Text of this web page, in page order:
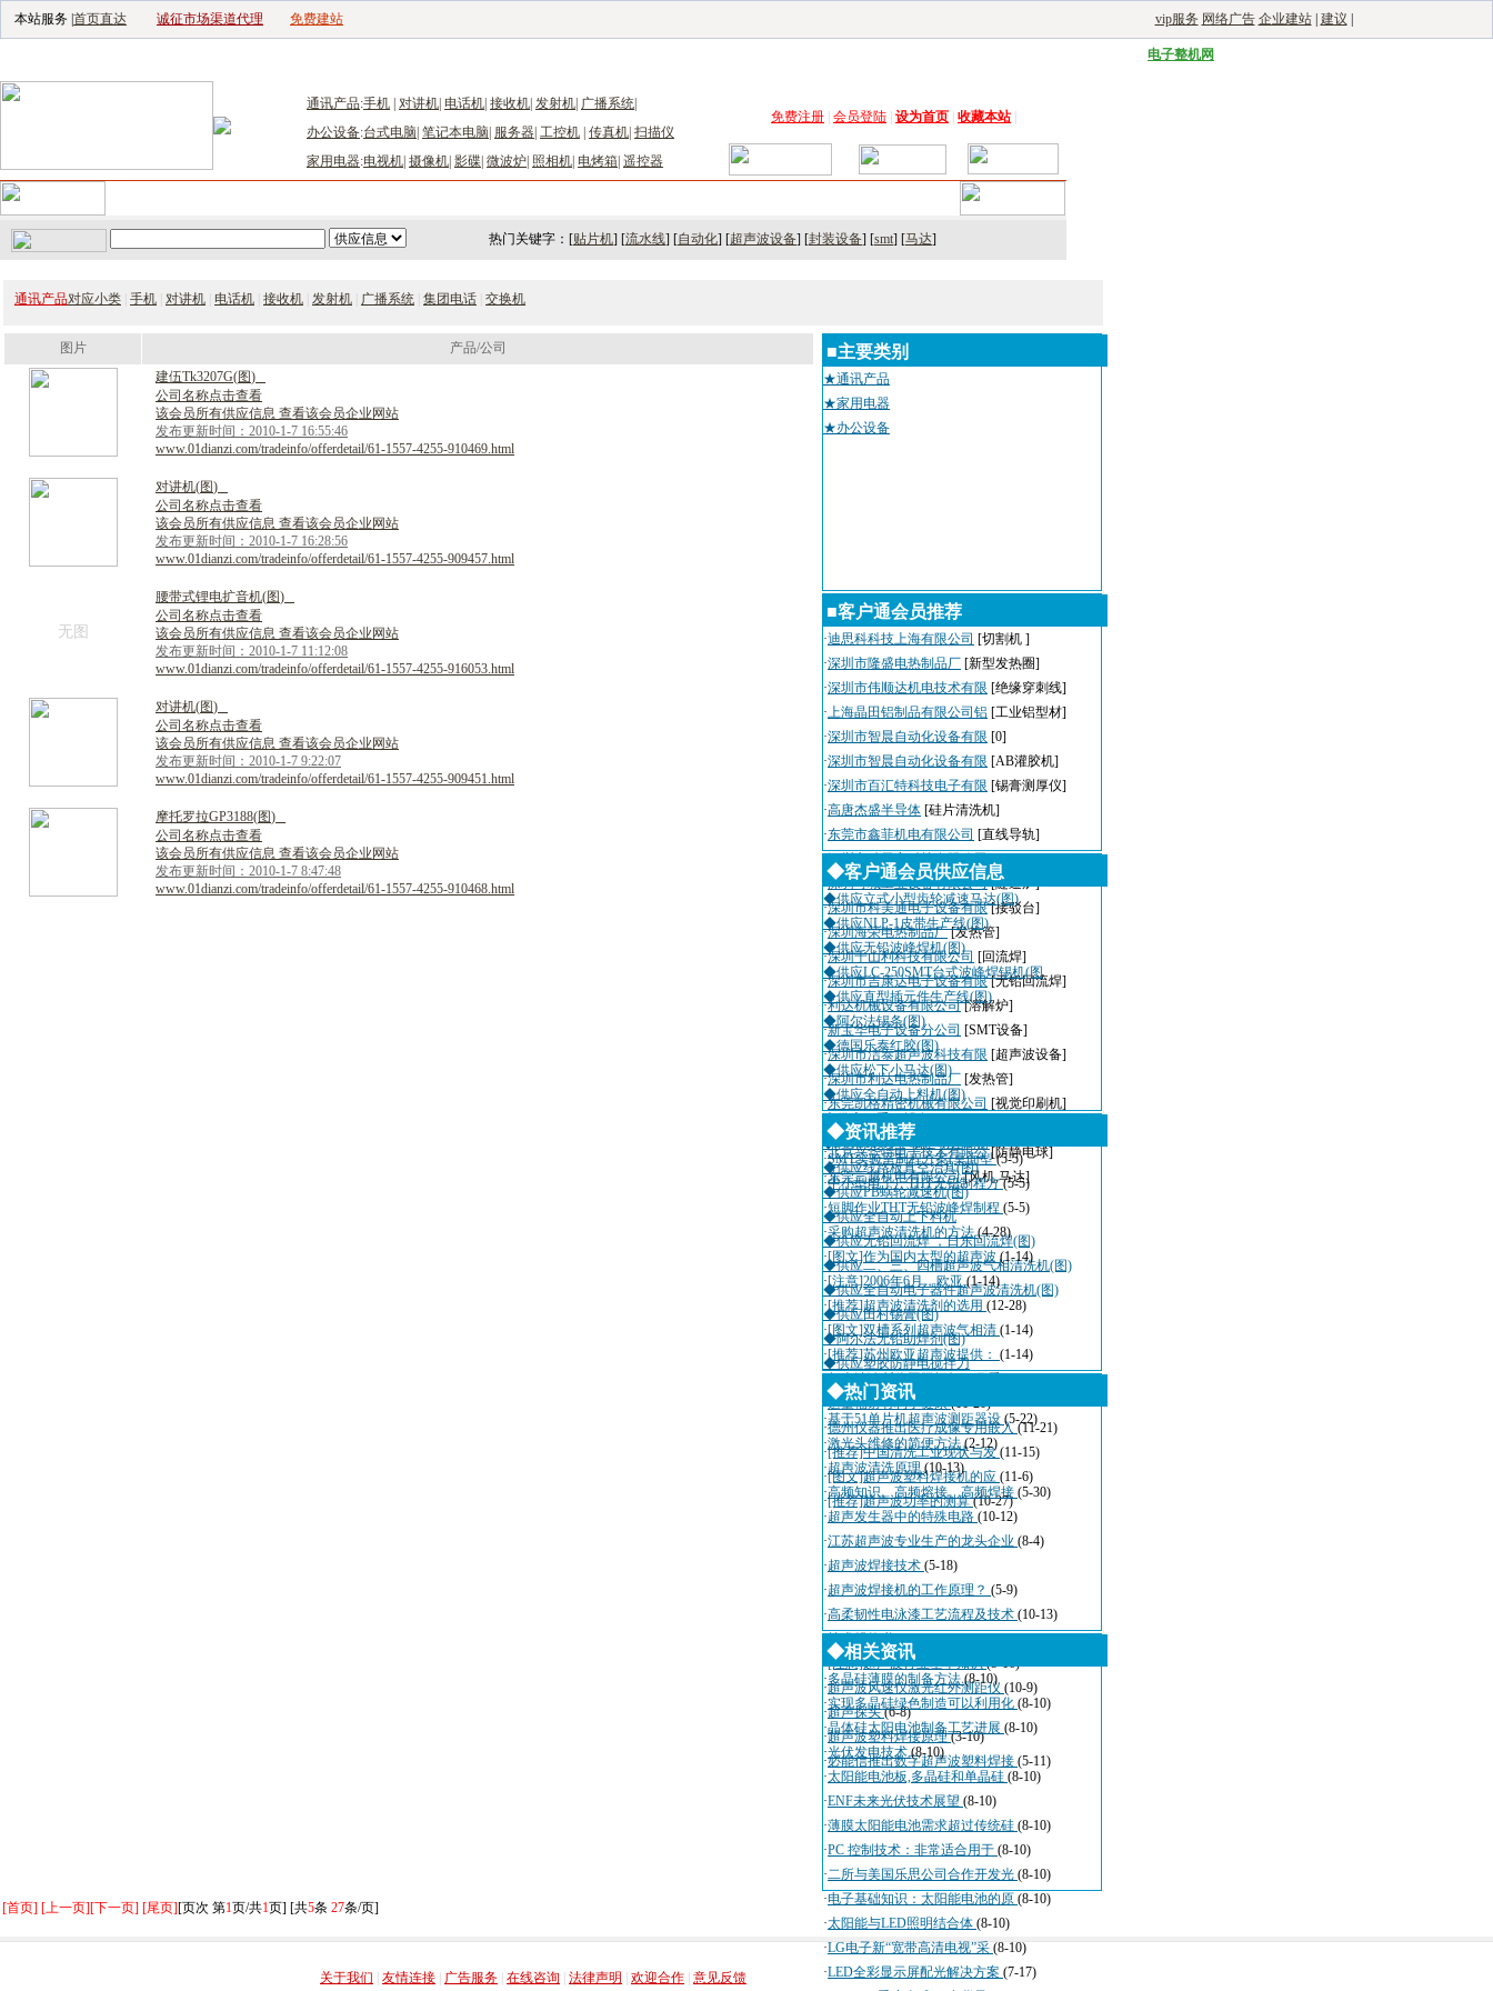
本站服务 | 首页直达 诚征市场渠道代理 免费建站 vip服务 网络广告 企业建站| 建议
电子整机网
通讯产品:手机 对讲机 电话机 接收机 发射机 广播系统
办公设备:台式电脑 笔记本电脑 服务器 工控机 传真机 扫描仪
家用电器:电视机 摄像机 影碟 微波炉 照相机 电烤箱 遥控器
免费注册 会员登陆 设为首页 收藏本站|
热门关键字：[贴片机] [流水线] [自动化] [超声波设备] [封装设备] [smt] [马达]
通讯产品对应小类 手机 对讲机 电话机 接收机 发射机 广播系统 集团电话 交换机
图片
产品/公司
建伍Tk3207G(图)
公司名称点击查看
该会员所有供应信息 查看该会员企业网站
发布更新时间：2010-1-7 16:55:46
www.01dianzi.com/tradeinfo/offerdetail/61-1557-4255-910469.html
对讲机(图)
公司名称点击查看
该会员所有供应信息 查看该会员企业网站
发布更新时间：2010-1-7 16:28:56
www.01dianzi.com/tradeinfo/offerdetail/61-1557-4255-909457.html
无图
腰带式锂电扩音机(图)
公司名称点击查看
该会员所有供应信息 查看该会员企业网站
发布更新时间：2010-1-7 11:12:08
www.01dianzi.com/tradeinfo/offerdetail/61-1557-4255-916053.html
对讲机(图)
公司名称点击查看
该会员所有供应信息 查看该会员企业网站
发布更新时间：2010-1-7 9:22:07
www.01dianzi.com/tradeinfo/offerdetail/61-1557-4255-909451.html
摩托罗拉GP3188(图)
公司名称点击查看
该会员所有供应信息 查看该会员企业网站
发布更新时间：2010-1-7 8:47:48
www.01dianzi.com/tradeinfo/offerdetail/61-1557-4255-910468.html
■主要类别
★通讯产品
★家用电器
★办公设备
■客户通会员推荐
·迪思科科技上海有限公司 [切割机 ]
·深圳市隆盛电热制品厂 [新型发热圈]
·深圳市伟顺达机电技术有限 [绝缘穿刺线]
·上海晶田铝制品有限公司铝 [工业铝型材]
·深圳市智晨自动化设备有限 [0]
·深圳市智晨自动化设备有限 [AB灌胶机]
·深圳市百汇特科技电子有限 [锡膏测厚仪]
·高唐杰盛半导体 [硅片清洗机]
·东莞市鑫菲机电有限公司 [直线导轨]
深圳市瑞天宇科技有限公司
[AOI]
·深圳粤城工业设备有限公司 [隧道炉]
·深圳市科美通电子设备有限 [接驳台]
·深圳海荣电热制品厂 [发热管]
·深圳千山利科技有限公司 [回流焊]
·深圳市吉康达电子设备有限 [无铅回流焊]
·利达机械设备有限公司 [溶解炉]
·新宝华电子设备分公司 [SMT设备]
·深圳市洁泰超声波科技有限 [超声波设备]
·深圳市利达电热制品厂 [发热管]
·东莞凯格精密机械有限公司 [视觉印刷机]
·深圳市迈瑞自动化设备有限
·北京兴华特电子技术有限公 [防静电球]
·东莞三越机电有限公司 [风机,马达]
◆客户通会员供应信息
◆供应立式小型齿轮减速马达(图)
◆供应NLP-1皮带生产线(图)
◆供应无铅波峰焊机(图)
◆供应LC-250SMT台式波峰焊锡机(图
◆供应直型插元件生产线(图)
◆阿尔法锡条(图)
◆德国乐泰红胶(图)
◆供应松下小马达(图)
◆供应全自动上料机(图)
◆供应二手AI设备Panasert RHI
◆DMC110A 单轴运动控制器
◆供应线路板真空治具(图)
◆供应PB蜗轮减速机(图)
◆供应全自动上下料机
◆供应无铅回流焊 ，日东回流焊(图)
◆供应二、三、四槽超声波气相清洗机(图)
◆供应全自动电子器件超声波清洗机(图)
◆供应田村锡膏(图)
◆阿尔法无铅助焊剂(图)
◆供应塑胶防静电搅拌刀
◆资讯推荐
·SMT实验室制程方案(桌面型(5-5)
·中小型电子厂THT无铅制程方(5-5)
·短脚作业THT无铅波峰焊制程 (5-5)
·采购超声波清洗机的方法(4-28)
·[图文]作为国内大型的超声波 (1-14)
·[注意]2006年6月，欧亚(1-14)
·[推荐]超声波清洗剂的选用 (12-28)
·[图文]双槽系列超声波气相清 (1-14)
·[推荐]苏州欧亚超声波提供： (1-14)
超声波诊断仪国际招标10月看
·适量辐射有利于健康(11-20)
·德州仪器推出医疗成像专用嵌入 (11-21)
·[推荐]中国清洗工业现状与发(11-15)
·[图文]超声波塑料焊接机的应 (11-6)
·[推荐]超声波功率的测算(10-27)
◆热门资讯
·基于51单片机超声波测距器设 (5-22)
·激光头维修的简便方法(2-12)
·超声波清洗原理(10-13)
·高频知识、高频熔接、高频焊接 (5-30)
·超声发生器中的特殊电路 (10-12)
·江苏超声波专业生产的龙头企业 (8-4)
·超声波焊接技术 (5-18)
·超声波焊接机的工作原理？ (5-9)
·高柔韧性电泳漆工艺流程及技术 (10-13)
技术规格书
(4-3)
·[注意]超声波行业基本知识(5-16)
·超声波风速仪激光红外测距仪 (10-9)
·超声探头(6-8)
·超声波塑料焊接原理(3-10)
·必能信推出数字超声波塑料焊接 (5-11)
◆相关资讯
·多晶硅薄膜的制备方法(8-10)
·实现多晶硅绿色制造可以利用化 (8-10)
·晶体硅太阳电池制备工艺进展 (8-10)
·光伏发电技术(8-10)
·太阳能电池板,多晶硅和单晶硅 (8-10)
·ENF未来光伏技术展望 (8-10)
·薄膜太阳能电池需求超过传统硅 (8-10)
·PC 控制技术：非常适合用于 (8-10)
·二所与美国乐思公司合作开发光 (8-10)
·电子基础知识：太阳能电池的原 (8-10)
·太阳能与LED照明结合体 (8-10)
·LG电子新“宽带高清电视”采 (8-10)
·LED全彩显示屏配光解决方案 (7-17)
[首页] [上一页][下一页] [尾页][页次 第1页/共1页] [共5条 27条/页]
关于我们
友情连接 广告服务 在线咨询 法律声明 欢迎合作 意见反馈